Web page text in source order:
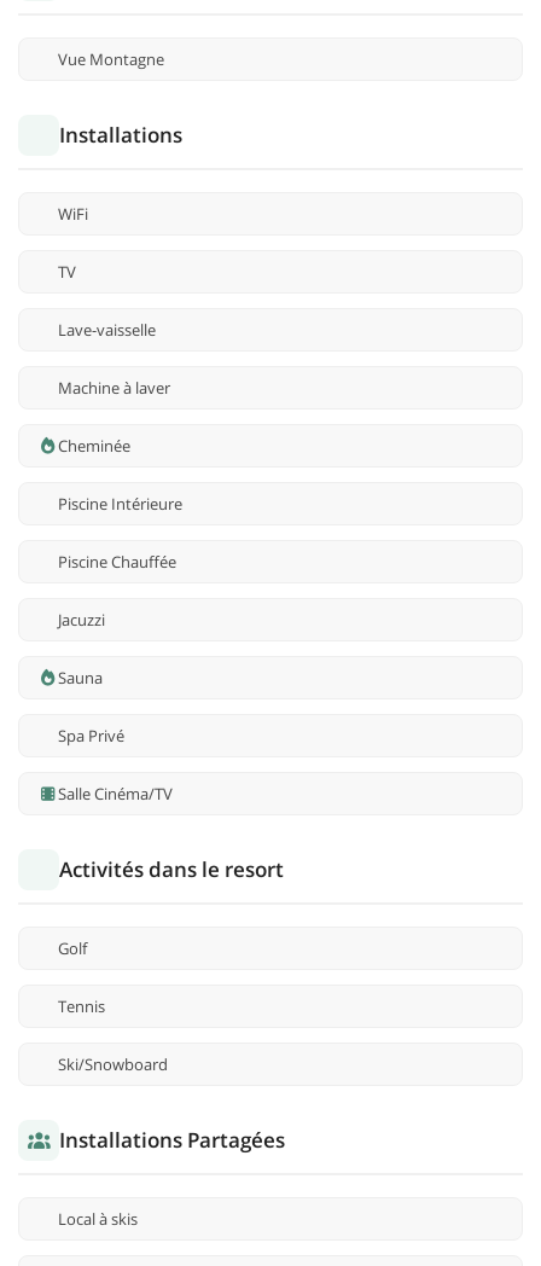
Vue Montagne
Installations
WiFi
TV
Lave-vaisselle
Machine à laver
Cheminée
Piscine Intérieure
Piscine Chauffée
Jacuzzi
Sauna
Spa Privé
Salle Cinéma/TV
Activités dans le resort
Golf
Tennis
Ski/Snowboard
Installations Partagées
Local à skis